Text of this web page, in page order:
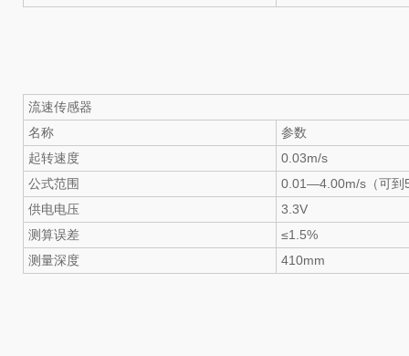
流速传感器
名称
参数
起转速度
0.03m/s
公式范围
0.01—4.00m/s（可到
供电电压
3.3V
测算误差
≤1.5%
测量深度
410mm